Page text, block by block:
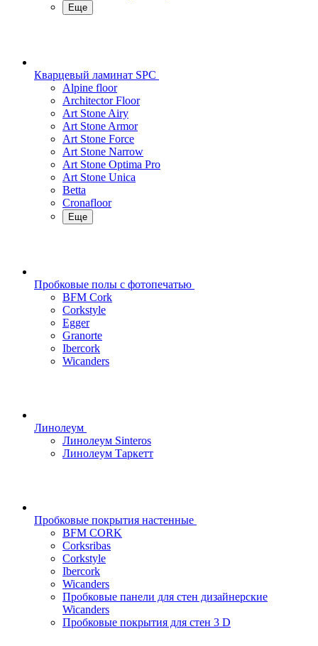
Еще
Кварцевый ламинат SPC
Alpine floor
Architector Floor
Art Stone Airy
Art Stone Armor
Art Stone Force
Art Stone Narrow
Art Stone Optima Pro
Art Stone Unica
Betta
Cronafloor
Еще
Пробковые полы с фотопечатью
BFM Cork
Corkstyle
Egger
Granorte
Ibercork
Wicanders
Линолеум
Линолеум Sinteros
Линолеум Таркетт
Пробковые покрытия настенные
BFM CORK
Corksribas
Corkstyle
Ibercork
Wicanders
Пробковые панели для стен дизайнерские
Wicanders
Пробковые покрытия для стен 3 D